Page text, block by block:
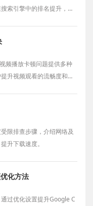
索引擎中的排名提升，增
频播放卡顿问题提供多种
升视频观看的流畅度和稳
限排查步骤，介绍网络及
升下载速度。
化方法
过优化设置提升Google C